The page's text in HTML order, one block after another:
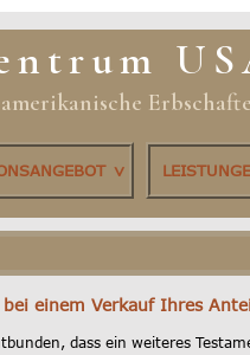
einem Verkauf Ihres
dass ein weiteres